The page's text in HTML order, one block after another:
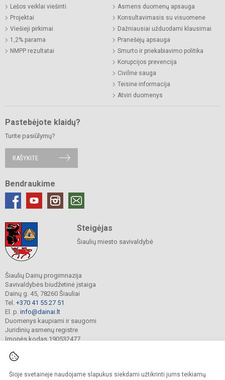
Šioje svetainėje naudojame slapukus siekdami užtikrinti jums teikiamų
Lėšos veiklai viešinti
Projektai
Viešieji pirkimai
1,2% parama
NMPP rezultatai
Asmens duomenų apsauga
Konsultavimasis su visuomene
Dažniausiai užduodami klausimai
Pranešėjų apsauga
Smurto ir priekabiavimo politika
Korupcijos prevencija
Civilinė sauga
Teisinė informacija
Atviri duomenys
Pastebėjote klaidų?
Turite pasiūlymų?
RAŠYKITE
Bendraukime
Steigėjas
Šiaulių miesto savivaldybė
Šiaulių Dainų progimnazija
Savivaldybės biudžetinė įstaiga
Dainų g. 45, 78260 Šiauliai
Tel. +370 41 55 27 51
El. p. info@dainai.lt
Duomenys kaupiami ir saugomi
Juridinių asmenų registre
Įmonės kodas 190532477
© 2023. Šiaulių Dainų progimnazija. Visos teisės saugomos.